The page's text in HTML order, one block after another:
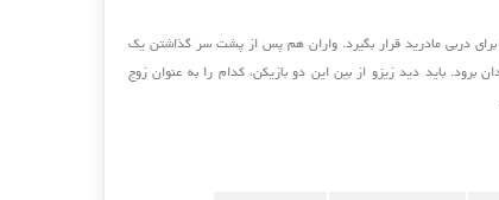
می شود که په په در فهرست ۱۸ نفره برای دربی مادرید قرار بگیرد. واران هم پس از پشت سر گذاشتن یک
برود. باید دید زیزو از بین این دو بازیکن، کدام را به عنوان زوج